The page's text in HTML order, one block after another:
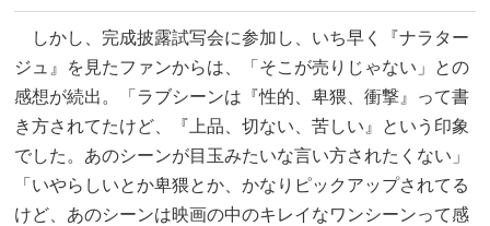
しかし、完成披露試写会に参加し、いち早く『ナラター
ジュ』を見たファンからは、「そこが売りじゃない」との
感想が続出。「ラブシーンは『性的、卑猥、衝撃』って書
き方されてたけど、『上品、切ない、苦しい』という印象
でした。あのシーンが目玉みたいな言い方されたくない」
「いやらしいとか卑猥とか、かなりピックアップされてる
けど、あのシーンは映画の中のキレイなワンシーンって感